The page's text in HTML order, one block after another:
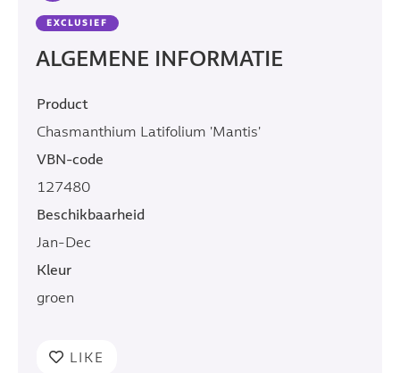
EXCLUSIEF
ALGEMENE INFORMATIE
Product
Chasmanthium Latifolium 'Mantis'
VBN-code
127480
Beschikbaarheid
Jan-Dec
Kleur
groen
LIKE